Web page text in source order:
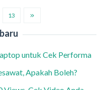
13
untuk Cek Performa
Apakah Boleh?